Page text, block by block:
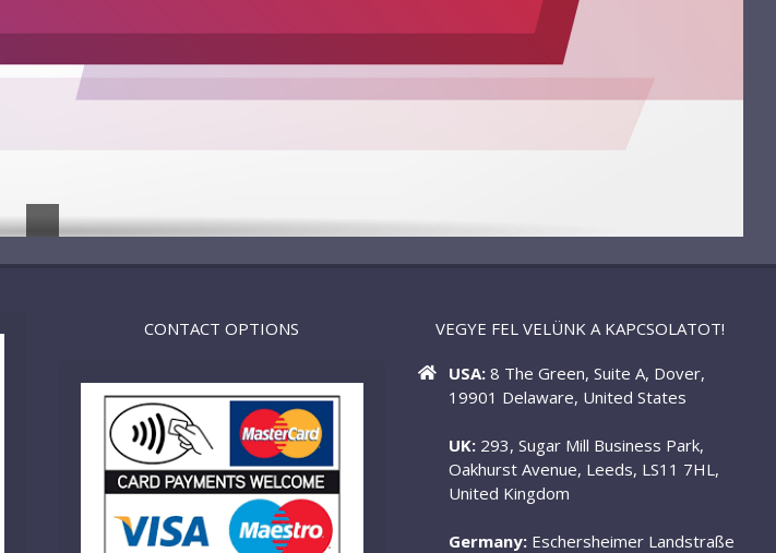
CONTACT OPTIONS VEGYE FEL VELÜNK A KAPCSOLATOT!
USA: 8 The Green, Suite A, Dover,
19901 Delaware, United States
UK: 293, Sugar Mill Business Park,
Oakhurst Avenue, Leeds, LS11 7HL,
United Kingdom
Germany: Eschersheimer Landstraße